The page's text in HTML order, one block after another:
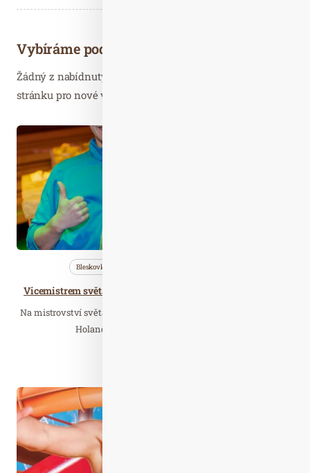
Vybíráme podobné články
Žádný z nabídnutých článků vás nezajímá? Aktualizujte
stránku pro nové výsledky...
Bleskovky
Na mistrovství světa v saunových ceremoniálech Aufguss WM v
Holandsku se prosadili saunéři české…